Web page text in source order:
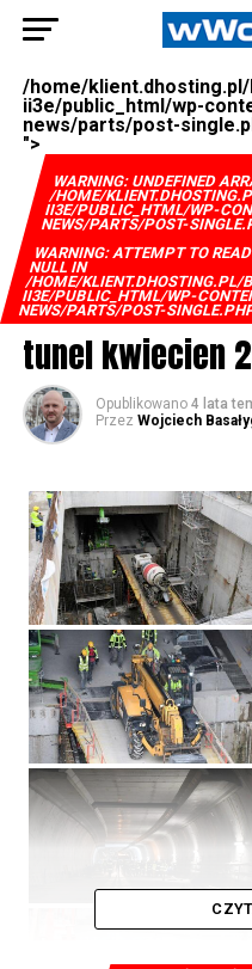
/home/
ii3e/public_html/wp-
news/parts/post-
">
WARNING: UNDEFINED
/HOME/
II3E/PUBLIC_HTML/WP-
NEWS/PARTS/POST-
WARNING: ATTEMPT TO
NULL IN
/HOME/KLIENT.DHOSTING.PL/
II3E/PUBLIC_HTML/WP-
NEWS/PARTS/POST-
tunel kwiecien
Opublikowano 4 lata
Przez Wojciech